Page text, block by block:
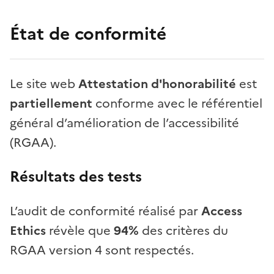
État de conformité
Le site webAttestation d'honorabilité est
partiellement conforme avec le référentiel
général d’amélioration de l’accessibilité
(RGAA).
Résultats des tests
L’audit de conformité réalisé parAccess
Ethics révèle que 94% des critères du
RGAA version 4 sont respectés.